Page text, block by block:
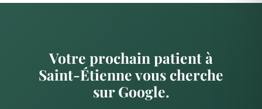
Votre prochain patient à
Saint-Étienne vous cherche
sur Google.